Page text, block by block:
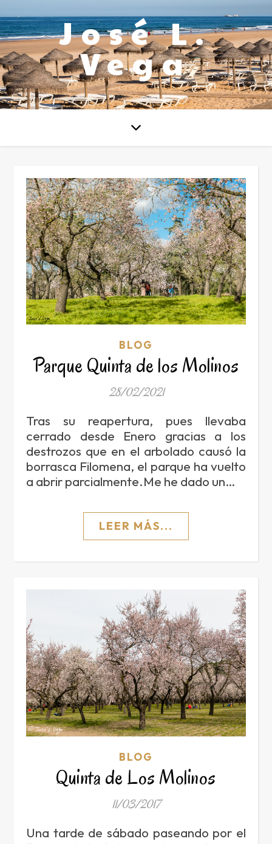
José L.
Vega
BLOG
Parque Quinta de los Molinos
28/02/2021
Tras su reapertura, pues llevaba
cerrado desde Enero gracias a los
destrozos que en el arbolado causó la
borrasca Filomena, el parque ha vuelto
a abrir parcialmente.Me he dado un…
LEER MÁS...
BLOG
Quinta de Los Molinos
11/03/2017
Una tarde de sábado paseando por el